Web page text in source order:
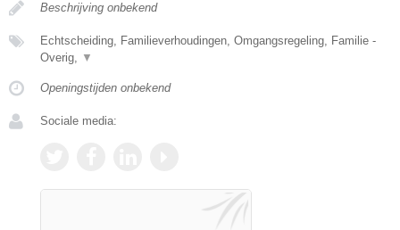
Beschrijving onbekend
Echtscheiding, Familieverhoudingen, Omgangsregeling, Familie -
Overig, ▼
Openingstijden onbekend
Sociale media: